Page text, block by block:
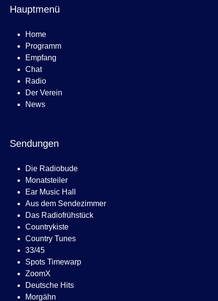
Hauptmenü
Home
Programm
Empfang
Chat
Radio
Der Verein
News
Sendungen
Die Radiobude
Monatsteiler
Ear Music Hall
Aus dem Sendezimmer
Das Radiofrühstück
Countrykiste
Country Tunes
33/45
Spots Timewarp
ZoomX
Deutsche Hits
Morgähn